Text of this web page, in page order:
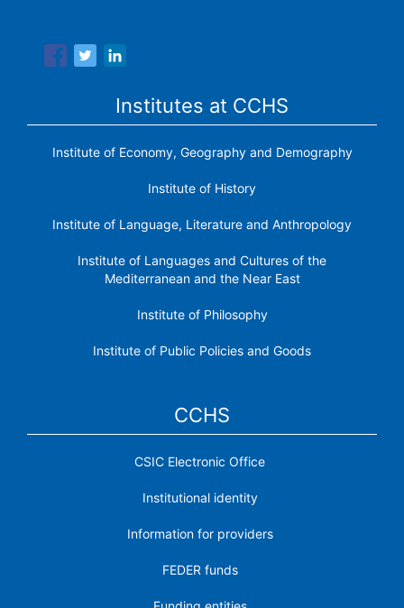
Institutes at CCHS
Institute of Economy, Geography and Demography
Institute of History
Institute of Language, Literature and Anthropology
Institute of Languages ​​and Cultures of the
Mediterranean and the Near East
Institute of Philosophy
Institute of Public Policies and Goods
CCHS
CSIC Electronic Office
Institutional identity
Information for providers
FEDER funds